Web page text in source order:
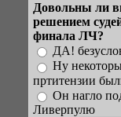
Довольны ли
решением
финала ЛЧ?
ДА!
Ну
пртитензии
Он нагло
Ливерпулю